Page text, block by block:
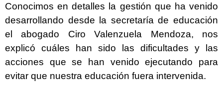
Conocimos en detalles la gestión que ha venido
desarrollando desde la secretaría de educación
el abogado Ciro Valenzuela Mendoza, nos
explicó cuáles han sido las dificultades y las
acciones que se han venido ejecutando para
evitar que nuestra educación fuera intervenida.